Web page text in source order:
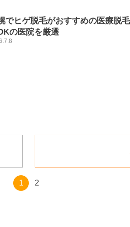
でヒゲ脱毛がおすすめの医療脱
の医院を厳選
1 2